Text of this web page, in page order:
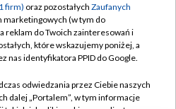
prywatności
zgody
Pomoc
Kontakt
firm) oraz pozostałych Zaufanych
marketingowych (w tym do
reklam do Twoich zainteresowań i
które wskazujemy poniżej, a
nas identyfikatora PPID do Google.
odwiedzania przez Ciebie naszych
dalej „Portalem”, w tym informacje